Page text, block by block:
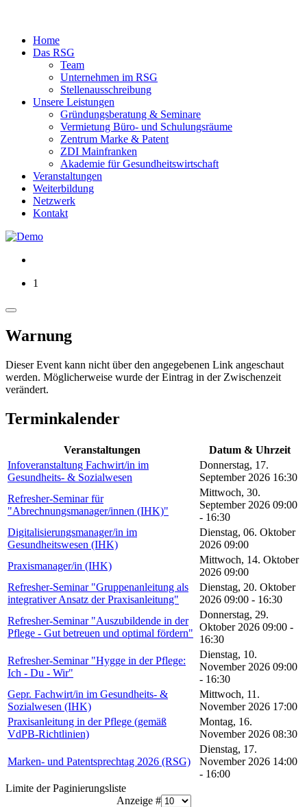
Home
Das RSG
Team
Unternehmen im RSG
Stellenausschreibung
Unsere Leistungen
Gründungsberatung & Seminare
Vermietung Büro- und Schulungsräume
Zentrum Marke & Patent
ZDI Mainfranken
Akademie für Gesundheitswirtschaft
Veranstaltungen
Weiterbildung
Netzwerk
Kontakt
1
Warnung
Dieser Event kann nicht über den angegebenen Link angeschaut
werden. Möglicherweise wurde der Eintrag in der Zwischenzeit
verändert.
Terminkalender
Veranstaltungen
Datum & Uhrzeit
Infoveranstaltung Fachwirt/in im
Gesundheits- & Sozialwesen
Donnerstag, 17.
September 2026 16:30
Refresher-Seminar für
"Abrechnungsmanager/innen (IHK)"
Mittwoch, 30.
September 2026 09:00
- 16:30
Digitalisierungsmanager/in im
Gesundheitswesen (IHK)
Dienstag, 06. Oktober
2026 09:00
Praxismanager/in (IHK)
Mittwoch, 14. Oktober
2026 09:00
Refresher-Seminar "Gruppenanleitung als
integrativer Ansatz der Praxisanleitung"
Dienstag, 20. Oktober
2026 09:00 - 16:30
Refresher-Seminar "Auszubildende in der
Pflege - Gut betreuen und optimal fördern"
Donnerstag, 29.
Oktober 2026 09:00 -
16:30
Refresher-Seminar "Hygge in der Pflege:
Ich - Du - Wir"
Dienstag, 10.
November 2026 09:00
- 16:30
Gepr. Fachwirt/in im Gesundheits- &
Sozialwesen (IHK)
Mittwoch, 11.
November 2026 17:00
Praxisanleitung in der Pflege (gemäß
VdPB-Richtlinien)
Montag, 16.
November 2026 08:30
Marken- und Patentsprechtag 2026 (RSG)
Dienstag, 17.
November 2026 14:00
- 16:00
Limite der Paginierungsliste
Anzeige #